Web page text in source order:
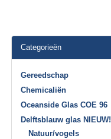
Categorieën
Gereedschap
Chemicaliën
Oceanside Glas COE 96
Delftsblauw glas NIEUW!
Natuur/vogels